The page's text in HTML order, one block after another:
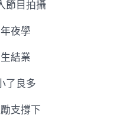
節目拍攝
夜學
結業
了良多
支撐下